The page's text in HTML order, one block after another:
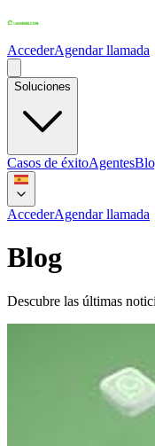
AccederAgendar llamada
Soluciones
Casos de éxitoAgentes
AccederAgendar llamada
Blog
Descubre las últimas